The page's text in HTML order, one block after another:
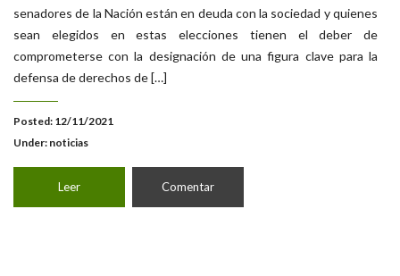
senadores de la Nación están en deuda con la sociedad y quienes
sean elegidos en estas elecciones tienen el deber de
comprometerse con la designación de una figura clave para la
defensa de derechos de […]
Posted: 12/11/2021
Under: noticias
Leer Comentar